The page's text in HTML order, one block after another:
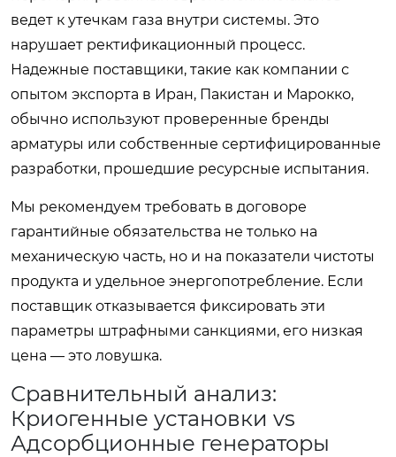
ведет к утечкам газа внутри системы. Это
нарушает ректификационный процесс.
Надежные поставщики, такие как компании с
опытом экспорта в Иран, Пакистан и Марокко,
обычно используют проверенные бренды
арматуры или собственные сертифицированные
разработки, прошедшие ресурсные испытания.
Мы рекомендуем требовать в договоре
гарантийные обязательства не только на
механическую часть, но и на показатели чистоты
продукта и удельное энергопотребление. Если
поставщик отказывается фиксировать эти
параметры штрафными санкциями, его низкая
цена — это ловушка.
Сравнительный анализ:
Криогенные установки vs
Адсорбционные генераторы